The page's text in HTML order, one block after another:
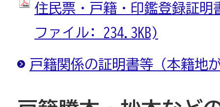
住民票・戸籍・印鑑登録証明
ファイル: 234.3KB)
戸籍関係の証明書等（本籍地